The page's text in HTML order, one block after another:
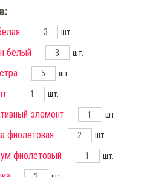
шт.
белый шт.
шт.
шт.
элемент шт.
фиолетовая шт.
фиолетовый шт.